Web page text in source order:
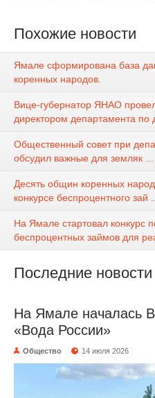
Похожие новости
Ямале сформирована база
коренных народов.
Вице-губернатор ЯНАО
директором департамента по
Общественный совет при
обсудил важные для земляк ...
Десять общин коренных
конкурсе беспроцентного зай ...
На Ямале стартовал конкурс
беспроцентных займов для
Последние новости
На Ямале началась
«Вода России»
Общество 14 июля 2026